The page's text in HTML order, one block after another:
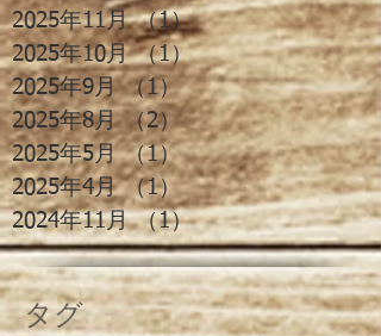
2025年11月 （1）1件の記事
2025年10月 （1）1件の記事
2025年9月 （1）1件の記事
2025年8月
（2）2件の記事
2025年5月 （1）1件の記事
2025年4月 （1）1件の記事
2024年11月 （1）1件の記事
タグ